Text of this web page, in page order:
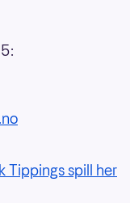
Tippings spill her